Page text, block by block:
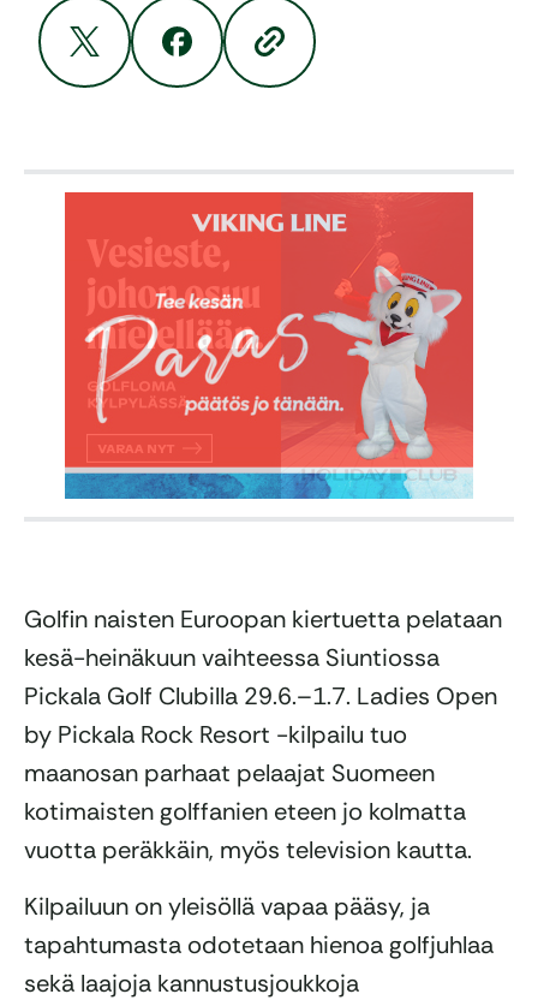
Golfin naisten Euroopan kiertuetta pelataan
kesä-heinäkuun vaihteessa Siuntiossa
Pickala Golf Clubilla 29.6.–1.7. Ladies Open
by Pickala Rock Resort -kilpailu tuo
maanosan parhaat pelaajat Suomeen
kotimaisten golffanien eteen jo kolmatta
vuotta peräkkäin, myös television kautta.
Kilpailuun on yleisöllä vapaa pääsy, ja
tapahtumasta odotetaan hienoa golfjuhlaa
sekä laajoja kannustusjoukkoja